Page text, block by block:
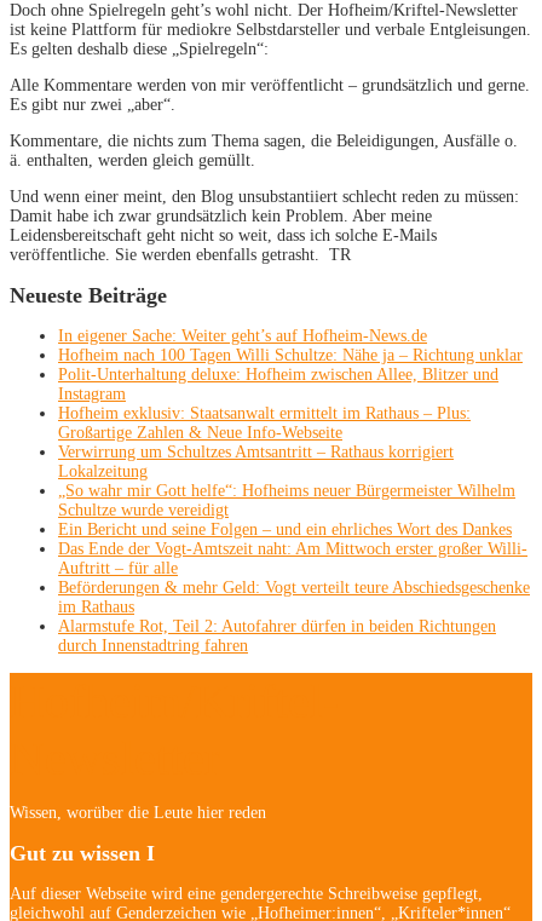
Doch ohne Spielregeln geht’s wohl nicht. Der Hofheim/Kriftel-Newsletter
ist keine Plattform für mediokre Selbstdarsteller und verbale Entgleisungen.
Es gelten deshalb diese „Spielregeln“:
Alle Kommentare werden von mir veröffentlicht – grundsätzlich und gerne.
Es gibt nur zwei „aber“.
Kommentare, die nichts zum Thema sagen, die Beleidigungen, Ausfälle o.
ä. enthalten, werden gleich gemüllt.
Und wenn einer meint, den Blog unsubstantiiert schlecht reden zu müssen:
Damit habe ich zwar grundsätzlich kein Problem. Aber meine
Leidensbereitschaft geht nicht so weit, dass ich solche E-Mails
veröffentliche. Sie werden ebenfalls getrasht. TR
Neueste Beiträge
In eigener Sache: Weiter geht’s auf Hofheim-News.de
Hofheim nach 100 Tagen Willi Schultze: Nähe ja – Richtung unklar
Polit-Unterhaltung deluxe: Hofheim zwischen Allee, Blitzer und
Instagram
Hofheim exklusiv: Staatsanwalt ermittelt im Rathaus – Plus:
Großartige Zahlen & Neue Info-Webseite
Verwirrung um Schultzes Amtsantritt – Rathaus korrigiert
Lokalzeitung
„So wahr mir Gott helfe“: Hofheims neuer Bürgermeister Wilhelm
Schultze wurde vereidigt
Ein Bericht und seine Folgen – und ein ehrliches Wort des Dankes
Das Ende der Vogt-Amtszeit naht: Am Mittwoch erster großer Willi-
Auftritt – für alle
Beförderungen & mehr Geld: Vogt verteilt teure Abschiedsgeschenke
im Rathaus
Alarmstufe Rot, Teil 2: Autofahrer dürfen in beiden Richtungen
durch Innenstadtring fahren
Wissen, worüber die Leute hier reden
Gut zu wissen I
Auf dieser Webseite wird eine gendergerechte Schreibweise gepflegt,
gleichwohl auf Genderzeichen wie „Hofheimer:innen“, „Krifteler*innen“